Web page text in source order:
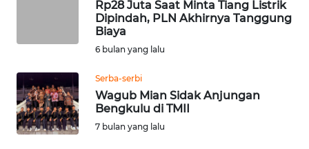
Rp28 Juta Saat Minta Tiang Listrik
Dipindah, PLN Akhirnya Tanggung
Biaya
6 bulan yang lalu
Serba-serbi
Wagub Mian Sidak Anjungan
Bengkulu di TMII
7 bulan yang lalu
WN
WN
KARAWANG